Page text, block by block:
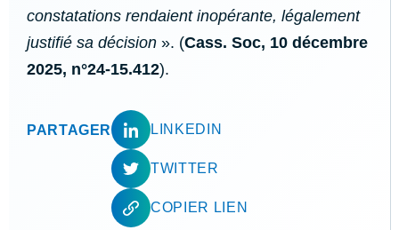
constatations rendaient inopérante, légalement
justifié sa décision ». (Cass. Soc, 10 décembre
2025, n°24-15.412).
PARTAGER LINKEDIN
TWITTER
COPIER LIEN